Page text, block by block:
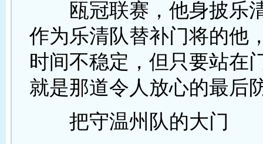
瓯冠联赛，他身披乐
作为乐清队替补门将的他
时间不稳定，但只要站在
就是那道令人放心的最后
把守温州队的大门